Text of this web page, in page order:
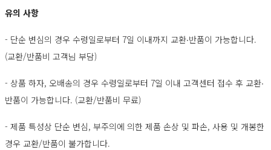
유의 사항
- 단순 변심의 경우 수령일로부터 7일 이내까지 교환∙반품이 가능합니다.
(교환/반품비 고객님 부담)
- 상품 하자, 오배송의 경우 수령일로부터 7일 이내 고객센터 접수 후 교환∙
반품이 가능합니다. (교환/반품비 무료)
- 제품 특성상 단순 변심, 부주의에 의한 제품 손상 및 파손, 사용 및 개봉한
경우 교환/반품이 불가합니다.